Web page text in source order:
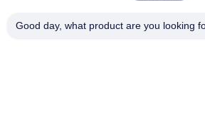
Good day, what product are you looking